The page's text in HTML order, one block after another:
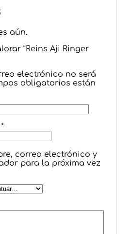
aún.
“Reins Aji Ringer
electrónico no será
obligatorios están
*
correo electrónico y
para la próxima vez